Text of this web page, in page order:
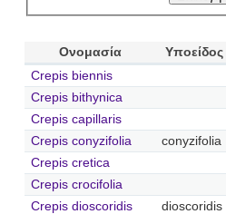
Ονομασία Υποείδος
Crepis biennis
Crepis bithynica
Crepis capillaris
Crepis conyzifolia
conyzifolia
Crepis cretica
Crepis crocifolia
Crepis dioscoridis
dioscoridis